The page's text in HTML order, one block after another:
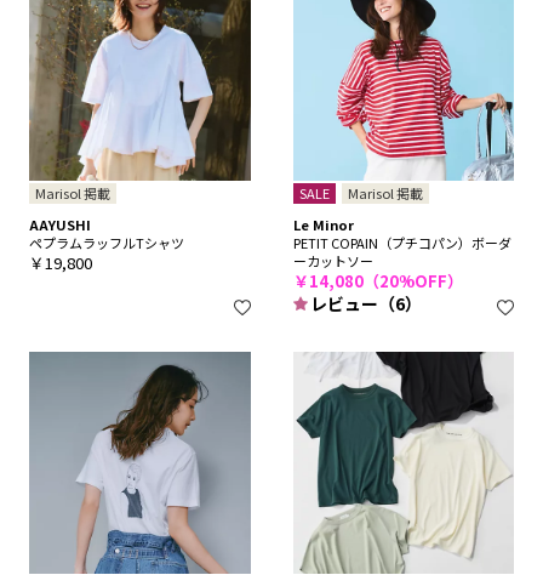
Marisol 掲載
AAYUSHI
ペプラムラッフルTシャツ
￥19,800
SALE
Marisol 掲載
Le Minor
PETIT COPAIN（プチコパン）ボーダ
ーカットソー
￥14,080（20%OFF）
レビュー（6）